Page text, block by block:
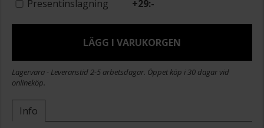
Presentinslagning +29:-
LÄGG I VARUKORGEN
Lagervara - Leveranstid 2-5 arbetsdagar. Öppet köp i 30 dagar vid
onlineköp.
Info